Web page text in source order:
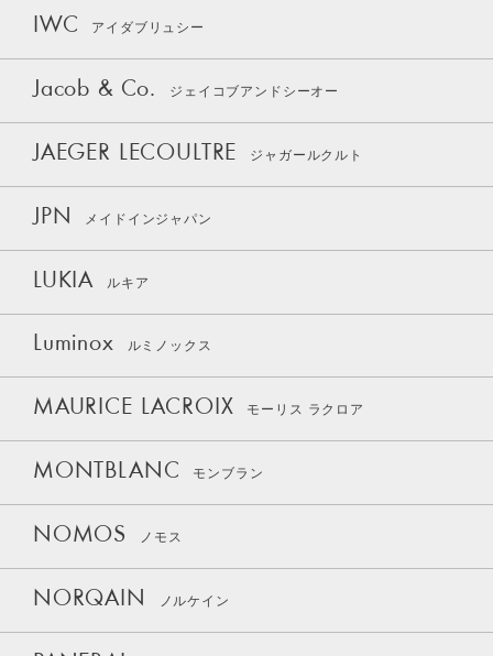
IWC アイダブリュシー
Jacob & Co. ジェイコブアンドシーオー
JAEGER LECOULTRE ジャガールクルト
JPN メイドインジャパン
LUKIA ルキア
Luminox ルミノックス
MAURICE LACROIX モーリス ラクロア
MONTBLANC モンブラン
NOMOS ノモス
NORQAIN ノルケイン